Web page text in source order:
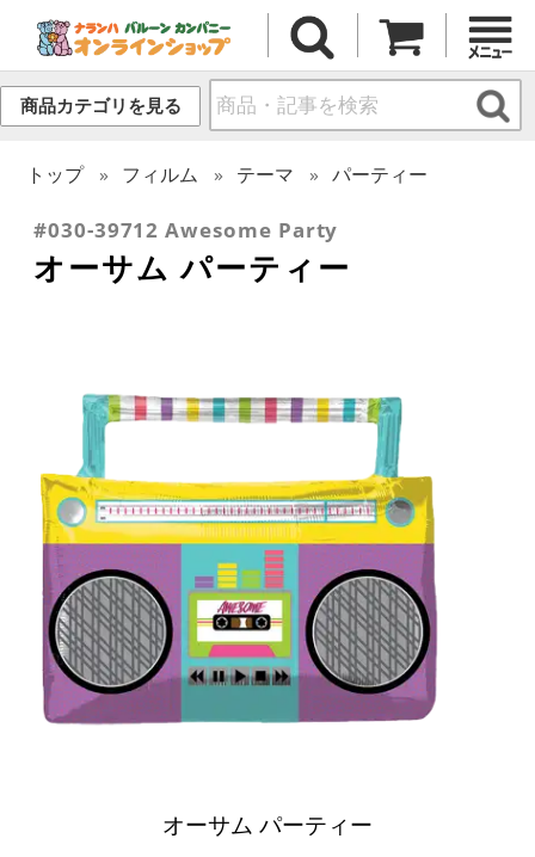
商品カテゴリを見る
トップ フィルム テーマ パーティー
#030-39712 Awesome Party
オーサム パーティー
オーサム パーティー